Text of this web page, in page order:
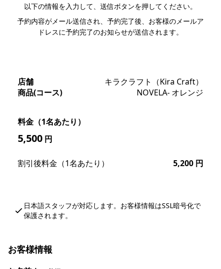
以下の情報を入力して、送信ボタンを押してください。
予約内容がメール送信され、予約完了後、お客様のメールア
ドレスに予約完了のお知らせが送信されます。
店舗
キラクラフト（Kira Craft）
商品(コース)
NOVELA- オレンジ
料金（1名あたり）
5,500 円
割引後料金（1名あたり） 5,200 円
日本語スタッフが対応します。お客様情報はSSL暗号化で
保護されます。
お客様情報